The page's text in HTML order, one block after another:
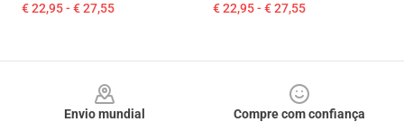
€ 22,95 - € 27,55 € 22,95 - € 27,55
Envio mundial
Compre com confiança